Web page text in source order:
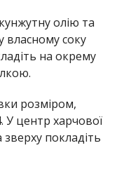
олію та
власному соку
на окрему
розміром,
У центр харчової
зверху покладіть